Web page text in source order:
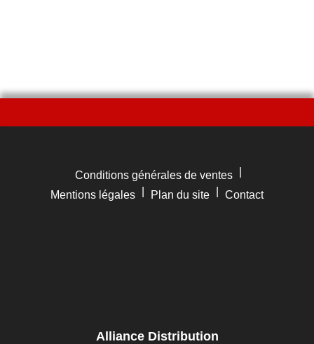
Conditions générales de ventes
Mentions légales
Plan du site Contact
Alliance Distribution